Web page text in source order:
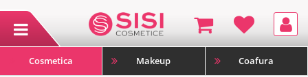
Cosmetica Makeup Coafura